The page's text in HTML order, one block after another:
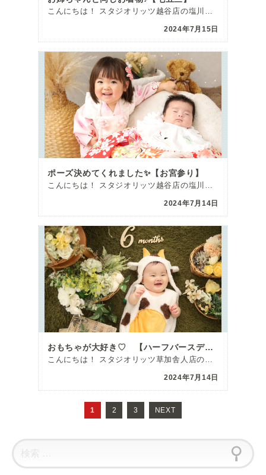
こんにちは！ スタジオリッツ越谷店の塩川です(^^)/ 本日は七五三の撮影でご来館頂いた女の子をご紹 […]
2024年7月15日
ポーズ決めてくれました✨【お宮参り】
こんにちは！ スタジオリッツ越谷店の塩川です(^^)/ 最近はまた雨が続いてジメジメし […]
2024年7月14日
おもちゃが大好き♡ 【ハーフバースデー】
こんにちは！ スタジオリッツ草加舎人店の野村です＾＾ 何だかここ数日は雨模様が続いてい […]
2024年7月14日
1
ペ
ー
2
ペ
ー
3 NEXT